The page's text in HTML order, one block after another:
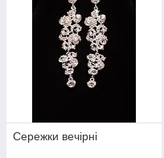
Сережки вечірні